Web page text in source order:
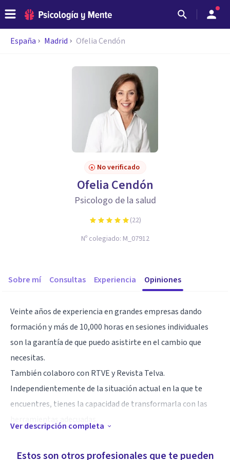
España Madrid Ofelia Cendón
No verificado
Ofelia Cendón
Psicologo de la salud
(22)
Nº colegiado: M_07912
Sobre mí Consultas Experiencia Opiniones
Veinte años de experiencia en grandes empresas dando
formación y más de 10,000 horas en sesiones individuales
son la garantía de que puedo asistirte en el cambio que
necesitas.
También colaboro con RTVE y Revista Telva.
Independientemente de la situación actual en la que te
encuentres, tienes la capacidad de transformarla con las
Ver descripción completa
Estos son otros profesionales que te pueden